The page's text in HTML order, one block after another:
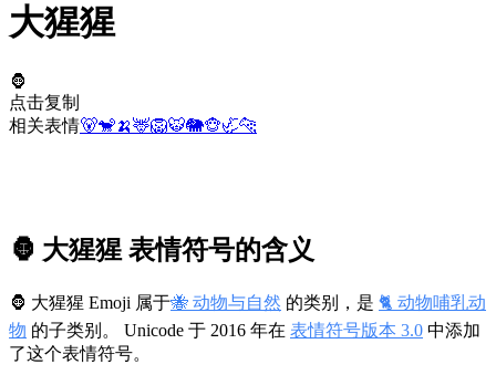
大猩猩
🦍
点击复制
相关表情🐻🐒🍌🦌🦁🐯🐘🐵🦏🐆
🦍 大猩猩 表情符号的含义
🦍 大猩猩 Emoji 属于🐝 动物与自然 的类别，是 🐈 动物哺乳动
物 的子类别。 Unicode 于 2016 年在 表情符号版本 3.0 中添加
了这个表情符号。